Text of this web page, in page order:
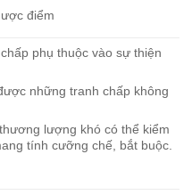
điểm
phụ thuộc vào sự thiện
những tranh chấp không
lượng khó có thể kiểm
tính cưỡng chế, bắt buộc.